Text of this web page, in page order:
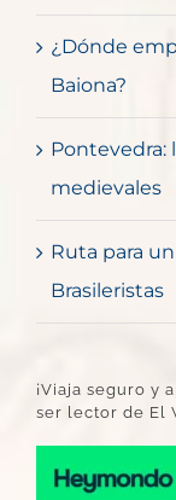
¿Dónde
Baiona?
Pontevedra:
medievales
Ruta para
Brasileristas
¡Viaja seguro y
ser lector de El